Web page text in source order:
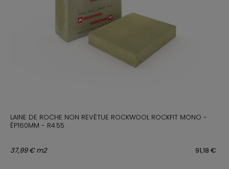
LAINE DE ROCHE NON REVÊTUE ROCKWOOL ROCKFIT MONO -
ÉP160MM - R4.55
91,18 €
37,99 € m2